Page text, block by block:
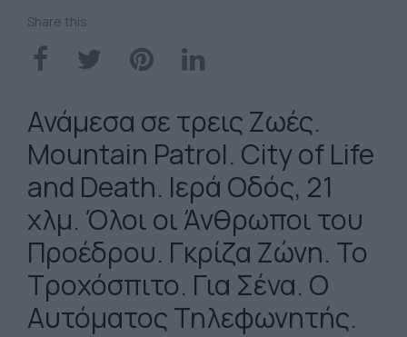
Share this
Ανάμεσα σε τρεις Ζωές.
Mountain Patrol. City of Life
and Death. Ιερά Οδός, 21
χλμ. Όλοι οι Άνθρωποι του
Προέδρου. Γκρίζα Ζώνη. Το
Τροχόσπιτο. Για Σένα. Ο
Αυτόματος Τηλεφωνητής.